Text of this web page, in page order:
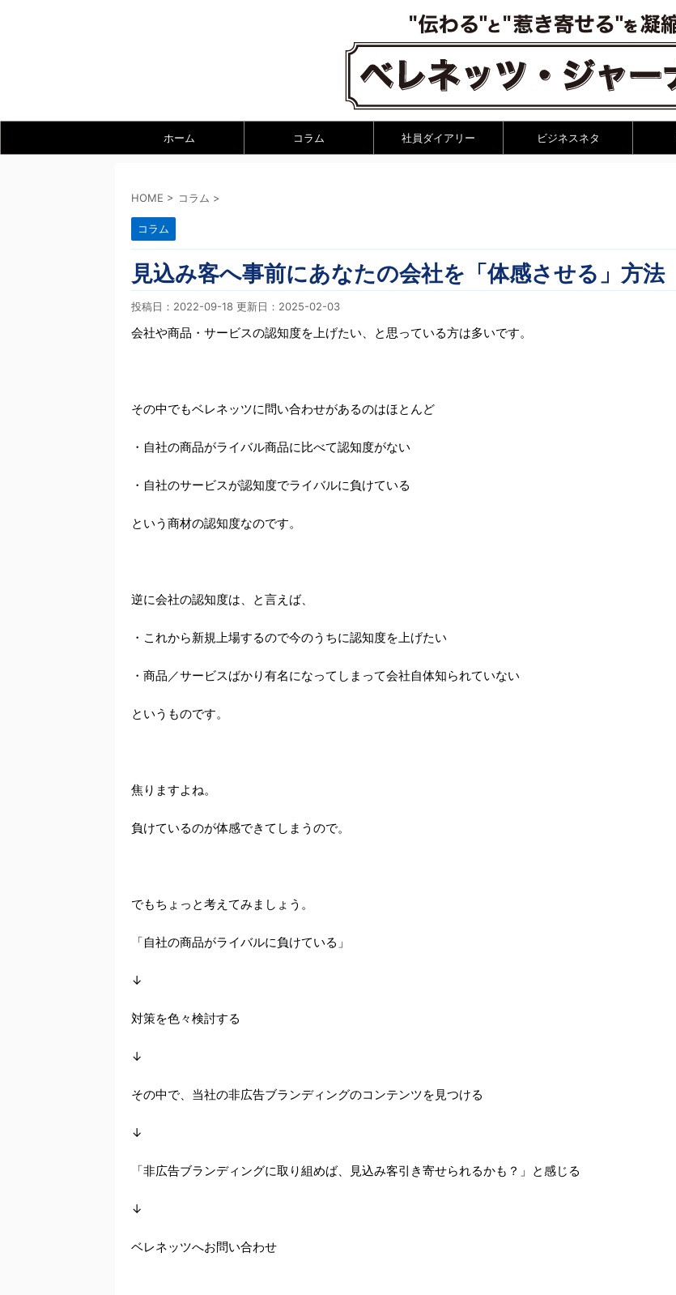
ホーム コラム 社員ダイアリー ビジネスネタ
HOME > コラム >
コラム
見込み客へ事前にあなたの会社を「体感させる」方法
投稿日：2022-09-18 更新日： 2025-02-03
会社や商品・サービスの認知度を上げたい、と思っている方は多いです。
その中でもベレネッツに問い合わせがあるのはほとんど
・自社の商品がライバル商品に比べて認知度がない
・自社のサービスが認知度でライバルに負けている
という商材の認知度なのです。
逆に会社の認知度は、と言えば、
・これから新規上場するので今のうちに認知度を上げたい
・商品／サービスばかり有名になってしまって会社自体知られていない
というものです。
焦りますよね。
負けているのが体感できてしまうので。
でもちょっと考えてみましょう。
「自社の商品がライバルに負けている」
↓
対策を色々検討する
↓
その中で、当社の非広告ブランディングのコンテンツを見つける
↓
「非広告ブランディングに取り組めば、見込み客引き寄せられるかも？」と感じる
↓
ベレネッツへお問い合わせ